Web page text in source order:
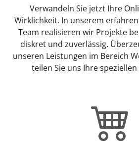
Verwandeln Sie jetzt Ihre
Wirklichkeit. In unserem
Team realisieren wir Projekte
diskret und zuverlässig.
unseren Leistungen im Bereich
teilen Sie uns Ihre